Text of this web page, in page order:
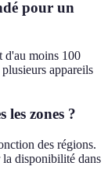
pour un
d'au moins 100
appareils
les zones ?
des régions.
la disponibilité dans